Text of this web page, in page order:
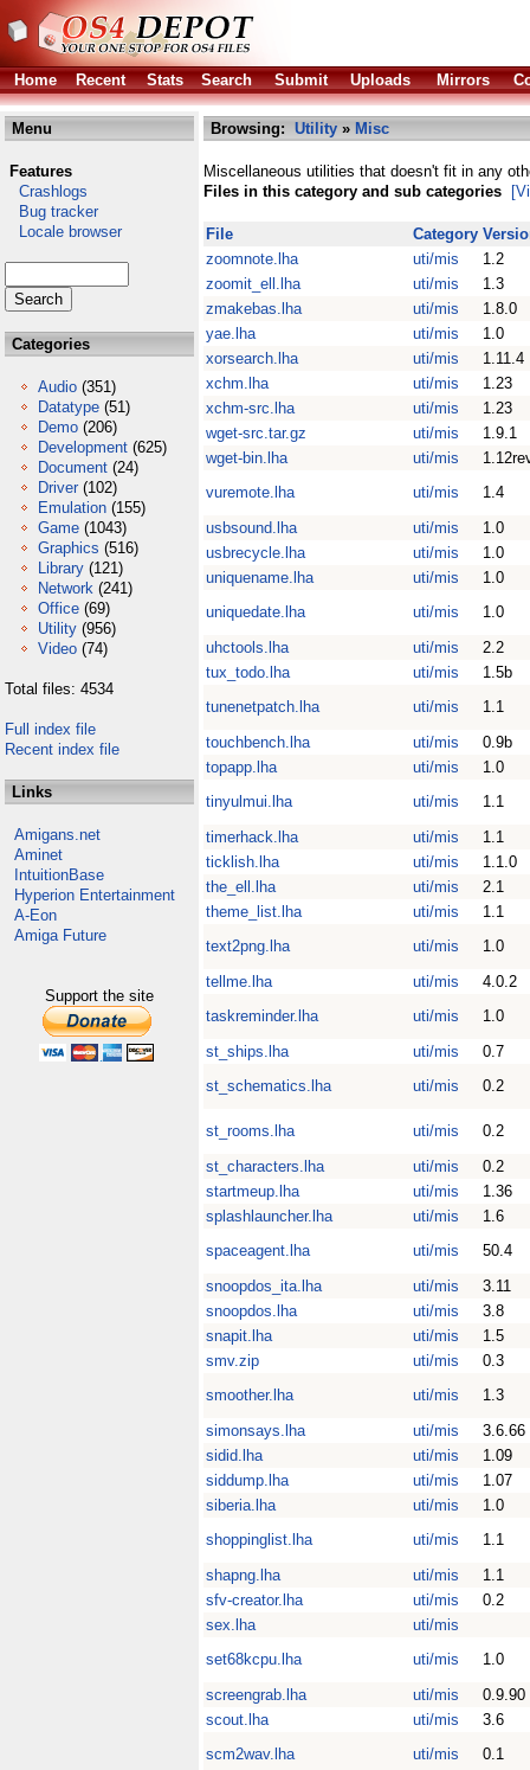
Home Recent Stats Search Submit Uploads Mirrors
Menu
Features
Crashlogs
Bug tracker
Locale browser
Categories
Audio (351)
Datatype (51)
Demo (206)
Development (625)
Document (24)
Driver (102)
Emulation (155)
Game (1043)
Graphics (516)
Library (121)
Network (241)
Office (69)
Utility (956)
Video (74)
Total files: 4534
Full index file
Recent index file
Links
Amigans.net
Aminet
IntuitionBase
Hyperion Entertainment
A-Eon
Amiga Future
Support the site
Browsing: Utility » Misc
Miscellaneous utilities that doesn't fit in any
Files in this category and sub categories
File Category
zoomnote.lha
uti/mis
1.2
zoomit_ell.lha
uti/mis
1.3
zmakebas.lha
uti/mis
1.8.0
yae.lha
uti/mis
1.0
xorsearch.lha
uti/mis
1.11.4
xchm.lha
uti/mis
1.23
xchm-src.lha
uti/mis
1.23
wget-src.tar.gz
uti/mis
1.9.1
wget-bin.lha
uti/mis
vuremote.lha
uti/mis
1.4
usbsound.lha
uti/mis
1.0
usbrecycle.lha
uti/mis
1.0
uniquename.lha
uti/mis
1.0
uniquedate.lha
uti/mis
1.0
uhctools.lha
uti/mis
2.2
tux_todo.lha
uti/mis
1.5b
tunenetpatch.lha
uti/mis
1.1
touchbench.lha
uti/mis
0.9b
topapp.lha
uti/mis
1.0
tinyulmui.lha
uti/mis
1.1
timerhack.lha
uti/mis
1.1
ticklish.lha
uti/mis
1.1.0
the_ell.lha
uti/mis
2.1
theme_list.lha
uti/mis
1.1
text2png.lha
uti/mis
1.0
tellme.lha
uti/mis
4.0.2
taskreminder.lha
uti/mis
1.0
st_ships.lha
uti/mis
0.7
st_schematics.lha
uti/mis 0.2
st_rooms.lha uti/mis
0.2
st_characters.lha
uti/mis
0.2
startmeup.lha
uti/mis
1.36
splashlauncher.lha
uti/mis
1.6
spaceagent.lha
uti/mis
50.4
snoopdos_ita.lha
uti/mis
3.11
snoopdos.lha
uti/mis
3.8
snapit.lha
uti/mis
1.5
smv.zip
uti/mis
0.3
smoother.lha
uti/mis
1.3
simonsays.lha
uti/mis
3.6.66
sidid.lha
uti/mis
1.09
siddump.lha
uti/mis
1.07
siberia.lha
uti/mis
1.0
shoppinglist.lha
uti/mis
1.1
shapng.lha
uti/mis
1.1
sfv-creator.lha
uti/mis
0.2
sex.lha
uti/mis
set68kcpu.lha
uti/mis
1.0
screengrab.lha
uti/mis
0.9.90
scout.lha
uti/mis
3.6
scm2wav.lha
uti/mis 0.1